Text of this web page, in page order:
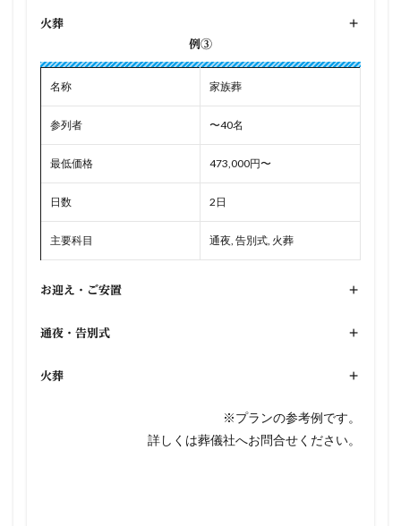
火葬
+
例③
名称 家族葬
参列者 〜40名
最低価格 473,000円〜
日数 2日
主要科目 通夜, 告別式, 火葬
お迎え・ご安置 +
通夜・告別式 +
火葬 +
※プランの参考例です。
詳しくは葬儀社へお問合せください。